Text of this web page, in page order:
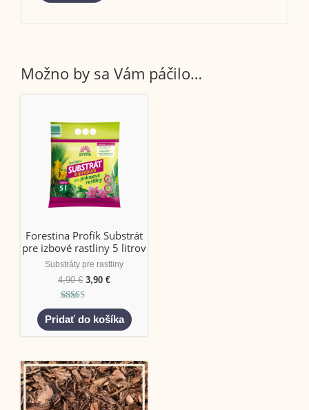
Možno by sa Vám páčilo…
Forestina Profík Substrát
pre izbové rastliny 5 litrov
Substráty pre rastliny
4,90€ 3,90€
Hodnotenie
5.00
z 5
Pridať do košíka